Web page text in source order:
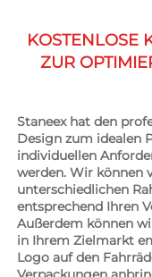
KOSTENLOSE
ZUR
Staneex hat den
Design zum idealen
individuellen
werden. Wir können
unterschiedlichen
entsprechend Ihren
Außerdem können
in Ihrem Zielmarkt
Logo auf den